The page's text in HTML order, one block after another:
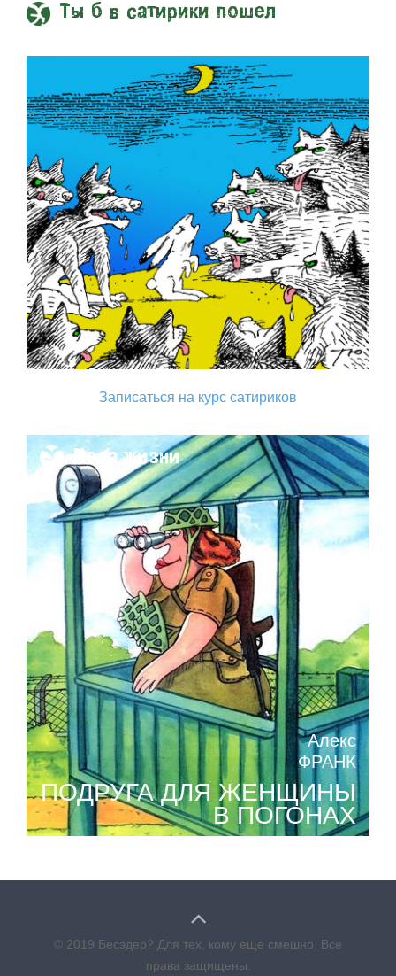
Ты б в сатирики пошел
Записаться на курс сатириков
Поза жизни
Алекс
ФРАНК
ПОДРУГА ДЛЯ ЖЕНЩИНЫ
В ПОГОНАХ
© 2019 Бесэдер? Для тех, кому еще смешно. Все
права защищены.